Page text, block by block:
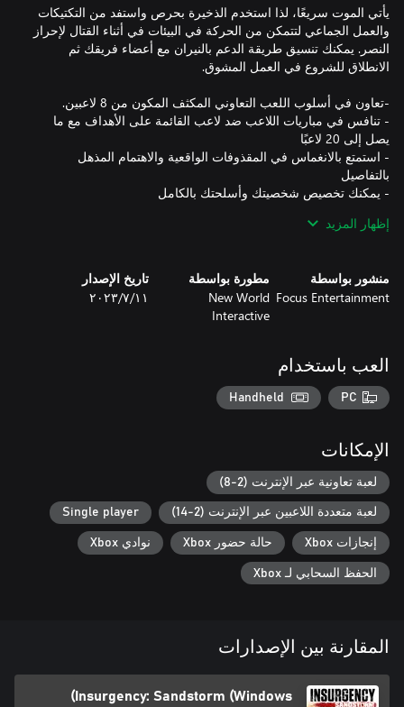
يأتي الموت سريعًا، لذا استخدم الذخيرة بحرص واستفد من التكتيكات
والعمل الجماعي لتتمكن من الحركة في البيئات في أثناء القتال لإحراز
النصر. يمكنك تنسيق طريقة الدعم بالنيران مع أعضاء فريقك ثم
- تنافس في مباريات اللاعب ضد لاعب القائمة على الأهداف مع ما
- استمتع بالانغماس في المقذوفات الواقعية والاهتمام المذهل
أجل جو مفعم بالحيوية
إظهار المزيد
منشور بواسطة
Focus Entertainment
مطورة بواسطة
New World
Interactive
تاريخ الإصدار
١١‏/٧‏/٢٠٢٣
العب باستخدام
PC
Handheld
الإمكانات
لعبة تعاونية عبر الإنترنت (2-8)
لعبة متعددة اللاعبين عبر الإنترنت (2-14) Single player
إنجازات Xbox حالة حضور Xbox نوادي Xbox
الحفظ السحابي لـ Xbox
المقارنة بين الإصدارات
Insurgency: Sandstorm (Windows)